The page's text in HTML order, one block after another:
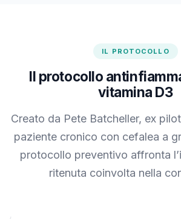
IL PROTOCOLLO
Il protocollo
vitamina D3
Creato da Pete Batcheller, ex
paziente cronico con cefalea a
protocollo preventivo affronta
ritenuta coinvolta nella